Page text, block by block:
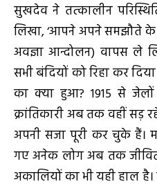
सुखदेव ने तत्कालीन
लिखा, ‘आपने अपने समझौते
अवज्ञा आन्दोलन) वापस
सभी बंदियों को रिहा कर
का क्या हुआ? 1915 से जेलों
क्रांतिकारी अब तक वहीं सड़
अपनी सजा पूरी कर चुके हैं।
गए अनेक लोग अब तक
अकालियों का भी यही हाल